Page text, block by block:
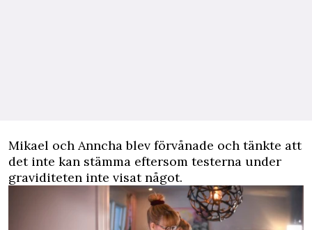
Mikael och Anncha blev förvånade och tänkte att
det inte kan stämma eftersom testerna under
graviditeten inte visat något.